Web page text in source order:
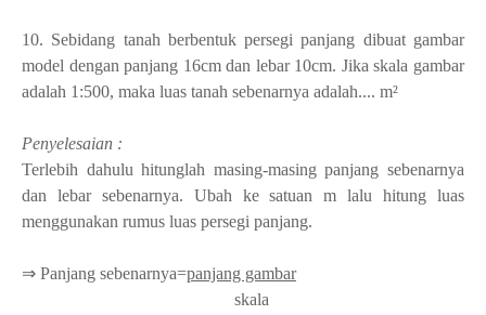
10. Sebidang tanah berbentuk persegi panjang dibuat gambar
model dengan panjang 16cm dan lebar 10cm. Jika skala gambar
adalah 1:500, maka luas tanah sebenarnya adalah.... m²
Penyelesaian :
Terlebih dahulu hitunglah masing-masing panjang sebenarnya
dan lebar sebenarnya. Ubah ke satuan m lalu hitung luas
menggunakan rumus luas persegi panjang.
⇒ Panjang sebenarnya=panjang gambar
skala